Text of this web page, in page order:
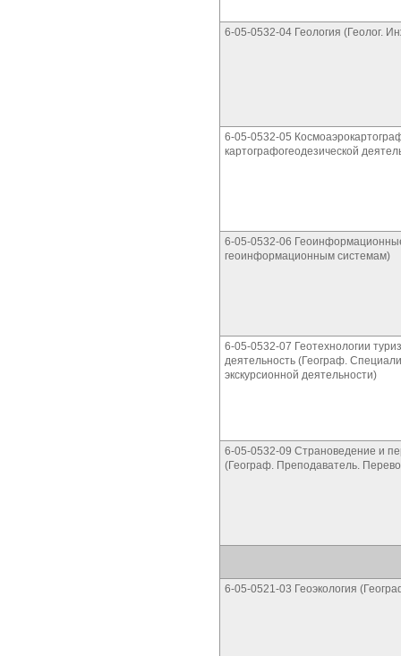
6-05-0532-04 Геология (Геолог.
6-05-0532-05
картографогеодезической
6-05-0532-06
геоинформационным системам)
6-05-0532-07 Геотехнологии
деятельность (Географ.
экскурсионной деятельности)
6-05-0532-09 Страноведение и
(Географ. Преподаватель.
6-05-0521-03 Геоэкология